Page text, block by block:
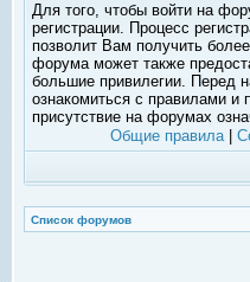
Для того, чтобы войти на
регистрации. Процесс
позволит Вам получить
форума может также
большие привилегии. Перед
ознакомиться с правилами
присутствие на форумах
Общие правила|
Список форумов